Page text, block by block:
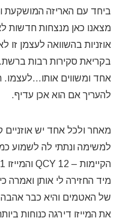
ביחד עם האריזה המושקעת
מצאנו כאן מנצחות חדשות
אוזניות בהשוואה לעצמן זו
בקריאת סקירות רבות
אחד ומשווים אותו…לעצמו.
להעריך אם הוא אכן עדיף.
מאחר ולכל אחד יש אוזניים
למשימה ונתתי לה לשמוע
הקיימות – QCY 12 והמייזו EP51.
מיד החזירה לי אותן ואמרה
של האטמים והיא כבר אהבה
את המייזו דירגה כנוחות